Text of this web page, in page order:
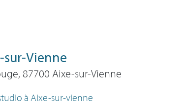
Vienne
87700 Aixe-sur-Vienne
à Aixe-sur-vienne